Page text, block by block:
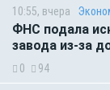
10:55, вчера
ФНС подала
завода из-за
0 94